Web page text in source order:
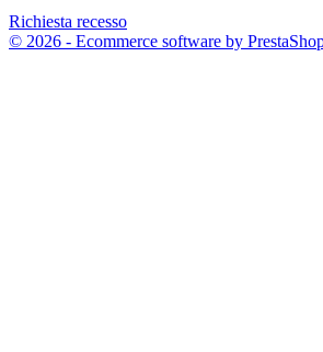
Richiesta recesso
© 2026 - Ecommerce software by